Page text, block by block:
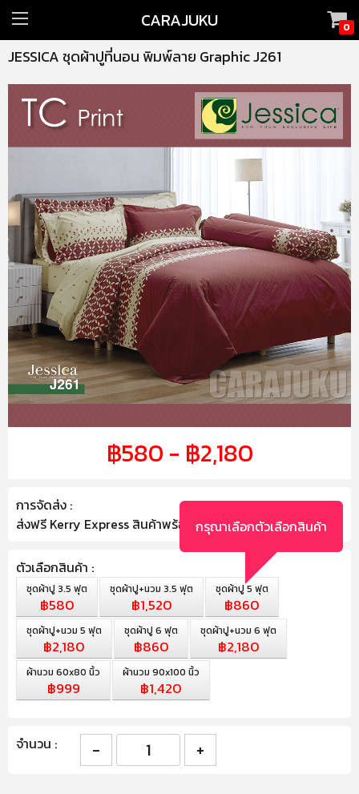
CARAJUKU 0
JESSICA ชุดผ้าปูที่นอน พิมพ์ลาย Graphic J261
฿580 - ฿2,180
การจัดส่ง :
ส่งฟรี Kerry Express สินค้าพร้อมส่ง ถึงภายใน 2-3 วัน
ตัวเลือกสินค้า :
กรุณาเลือกตัวเลือกสินค้า
ชุดผ้าปู 3.5 ฟุต
฿580
ชุดผ้าปู+นวม 3.5 ฟุต
฿1,520
ชุดผ้าปู 5 ฟุต
฿860
ชุดผ้าปู+นวม 5 ฟุต
฿2,180
ชุดผ้าปู 6 ฟุต
฿860
ชุดผ้าปู+นวม 6 ฟุต
฿2,180
ผ้านวม 60x80 นิ้ว
฿999
ผ้านวม 90x100 นิ้ว
฿1,420
จำนวน :